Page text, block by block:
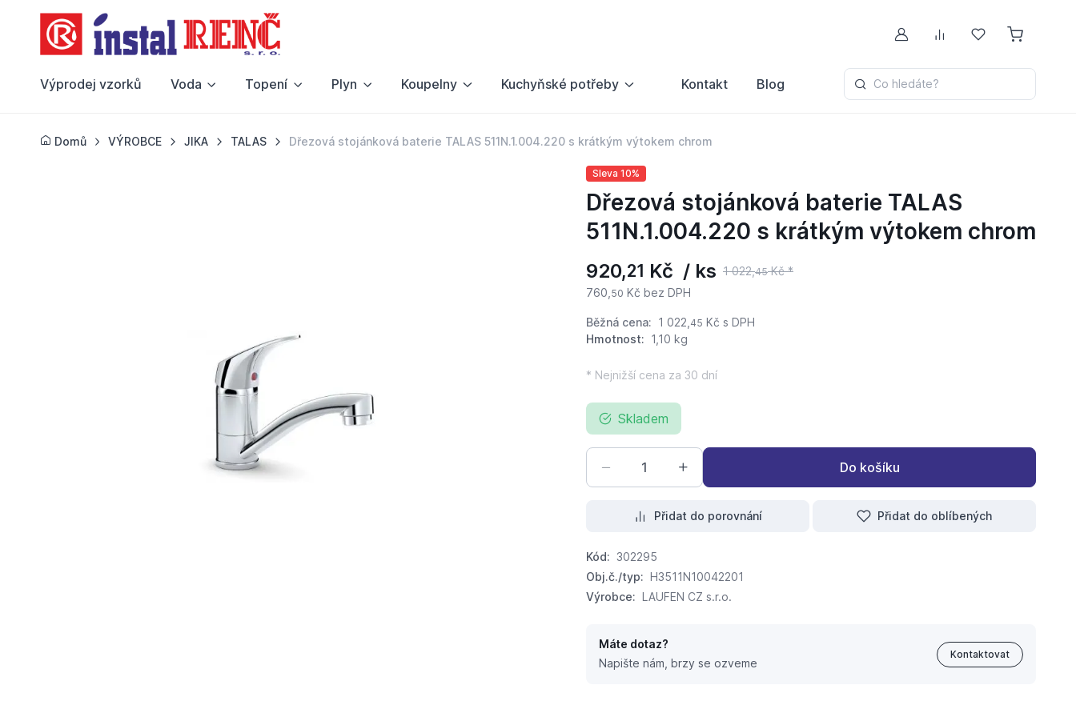
Můj účetPorovnávání
Oblíbené
Výprodej vzorků Voda Topení Plyn Koupelny Kuchyňské potřeby Kontakt Blog Co hledáte?
Domů VÝROBCE JIKA TALAS Dřezová stojánková baterie TALAS 511N.1.004.220 s krátkým výtokem chrom
Sleva 10%
Dřezová stojánková baterie TALAS
511N.1.004.220 s krátkým výtokem chrom
920,21 Kč / ks 1 022,45Kč *
760, 50 Kč bez DPH
Běžná cena: 1 022, 45 Kč s DPH
Hmotnost: 1,10 kg
* Nejnižší cena za 30 dní
Skladem
Do košíku
Přidat do porovnání Přidat do oblíbených
Kód: 302295
Obj.č./typ: H3511N10042201
Výrobce: LAUFEN CZ s.r.o.
Máte dotaz?
Napište nám, brzy se ozveme
Kontaktovat